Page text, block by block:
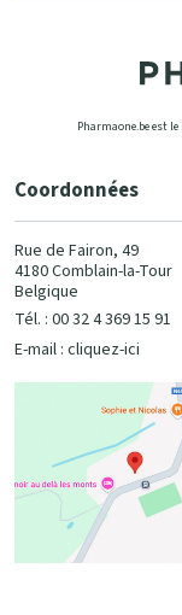
Pharmaone.be est
Coordonnées
Rue de Fairon, 49
4180 Comblain-la-Tour
Belgique
Tél. : 00 32 4 369 15 91
E-mail : cliquez-ici